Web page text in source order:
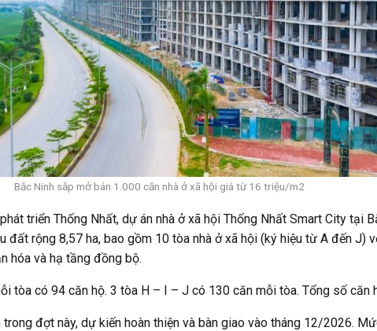
Bắc Ninh sắp mở bán 1.000 căn nhà ở xã hội giá từ 16 triệu/m2
triển Thống Nhất, dự án nhà ở xã hội Thống Nhất Smart City tại
rộng 8,57 ha, bao gồm 10 tòa nhà ở xã hội (ký hiệu từ A đến J)
hóa và hạ tầng đồng bộ.
tòa có 94 căn hộ. 3 tòa H – I – J có 130 căn mỗi tòa. Tổng số căn
đợt này, dự kiến hoàn thiện và bàn giao vào tháng 12/2026.